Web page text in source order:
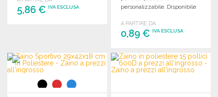
5,86 € IVA ESCLUSA
personalizzabile. Disponibile
A PARTIRE DA
0,89 €IVA ESCLUSA
ORDINARE
Richiedi un preventivo